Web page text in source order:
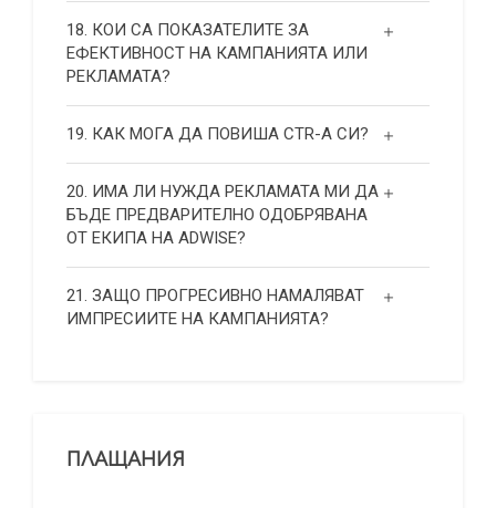
18. КОИ СА ПОКАЗАТЕЛИТЕ ЗА
ЕФЕКТИВНОСТ НА КАМПАНИЯТА ИЛИ
РЕКЛАМАТА?
19. КАК МОГА ДА ПОВИША СТR-А СИ?
20. ИМА ЛИ НУЖДА РЕКЛАМАТА МИ ДА
БЪДЕ ПРЕДВАРИТЕЛНО ОДОБРЯВАНА
ОТ ЕКИПА НА ADWISE?
21. ЗАЩО ПРОГРЕСИВНО НАМАЛЯВАТ
ИМПРЕСИИТЕ НА КАМПАНИЯТА?
ПЛАЩАНИЯ